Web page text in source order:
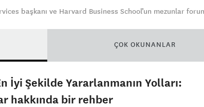
başkanı ve Harvard Business School’un mezunlar
ÇOK OKUNANLAR
İyi Şekilde Yararlanmanın Yolları:
hakkında bir rehber